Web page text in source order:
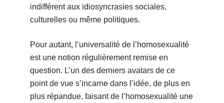
indifférent aux idiosyncrasies sociales,
culturelles ou même politiques.
Pour autant, l’universalité de l’homosexualité
est une notion régulièrement remise en
question. L’un des derniers avatars de ce
point de vue s’incarne dans l’idée, de plus en
plus répandue, faisant de l’homosexualité une